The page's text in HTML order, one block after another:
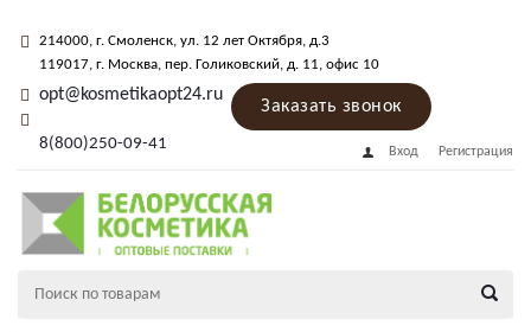
214000, г. Смоленск, ул. 12 лет Октября, д.3
119017, г. Москва, пер. Голиковский, д. 11, офис 10
opt@kosmetikaopt24.ru
8(800)250-09-41
Заказать звонок
Вход Регистрация